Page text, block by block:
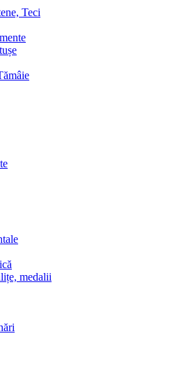
Teci
medalii